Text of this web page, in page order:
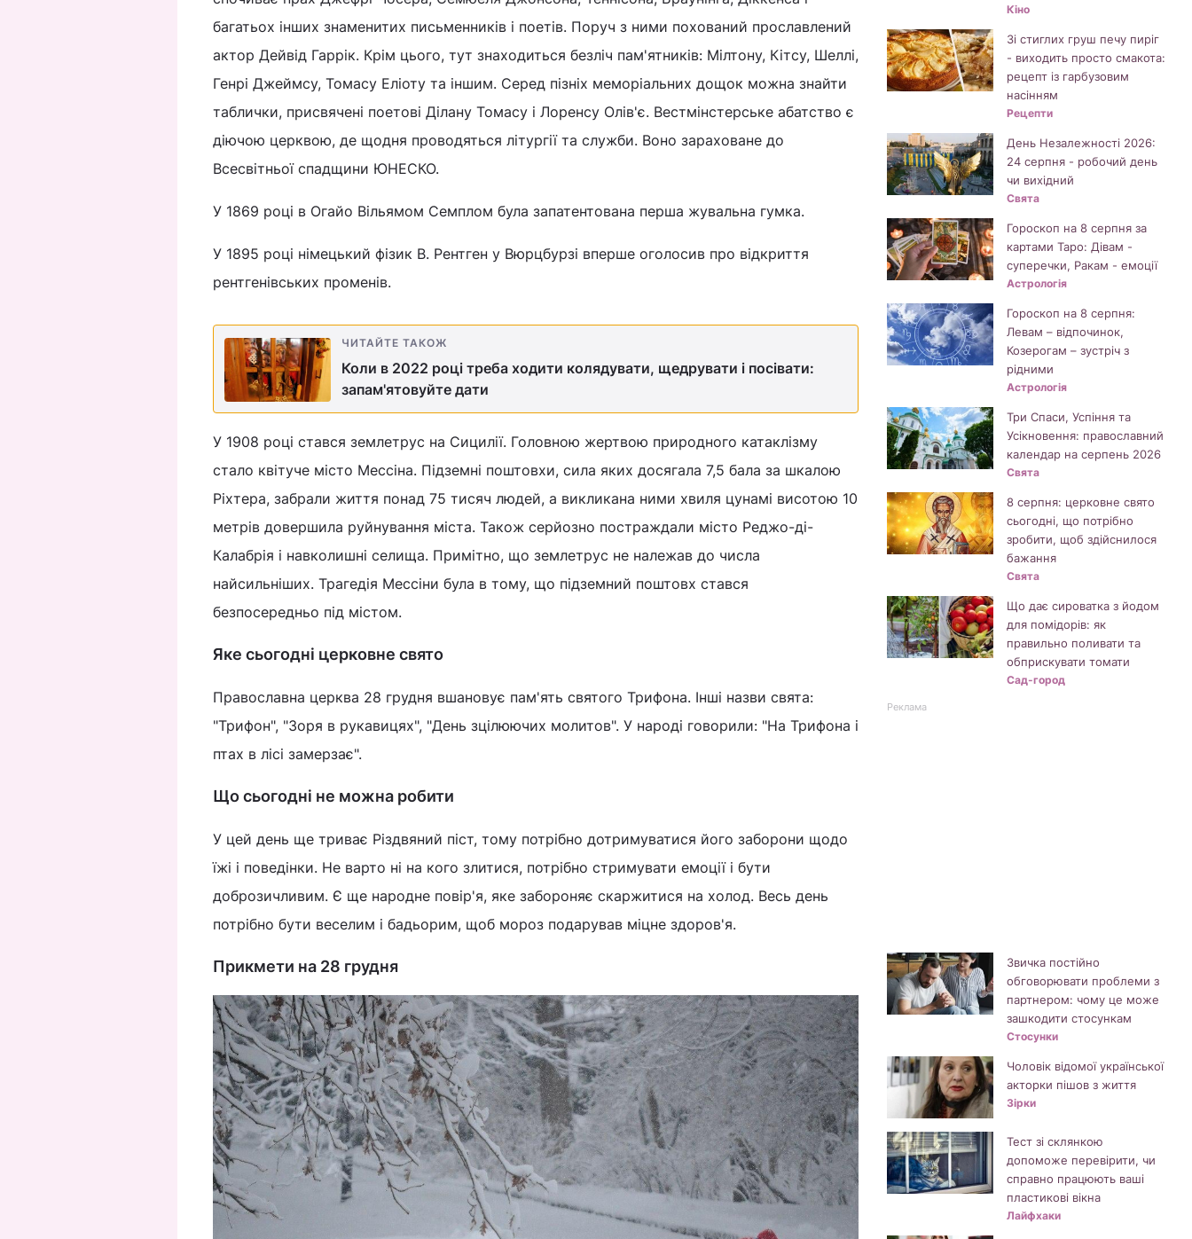
багатьох інших знаменитих письменників і поетів. Поруч з ними похований прославлений
актор Дейвід Гаррік. Крім цього, тут знаходиться безліч пам'ятників: Мілтону, Кітсу, Шеллі,
Генрі Джеймсу, Томасу Еліоту та іншим. Серед пізніх меморіальних дощок можна знайти
таблички, присвячені поетові Ділану Томасу і Лоренсу Олів'є. Вестмінстерське абатство є
діючою церквою, де щодня проводяться літургії та служби. Воно зараховане до
Всесвітньої спадщини ЮНЕСКО.
У 1869 році в Огайо Вільямом Семплом була запатентована перша жувальна гумка.
У 1895 році німецький фізик В. Рентген у Вюрцбурзі вперше оголосив про відкриття
рентгенівських променів.
ЧИТАЙТЕ ТАКОЖ
Коли в 2022 році треба ходити колядувати, щедрувати і посівати:
запам'ятовуйте дати
У 1908 році стався землетрус на Сицилії. Головною жертвою природного катаклізму
стало квітуче місто Мессіна. Підземні поштовхи, сила яких досягала 7,5 бала за шкалою
Ріхтера, забрали життя понад 75 тисяч людей, а викликана ними хвиля цунамі висотою 10
метрів довершила руйнування міста. Також серйозно постраждали місто Реджо-ді-
Калабрія і навколишні селища. Примітно, що землетрус не належав до числа
найсильніших. Трагедія Мессіни була в тому, що підземний поштовх стався
безпосередньо під містом.
Яке сьогодні церковне свято
Православна церква 28 грудня вшановує пам'ять святого Трифона. Інші назви свята:
"Трифон", "Зоря в рукавицях", "День зцілюючих молитов". У народі говорили: "На Трифона і
птах в лісі замерзає".
Що сьогодні не можна робити
У цей день ще триває Різдвяний піст, тому потрібно дотримуватися його заборони щодо
їжі і поведінки. Не варто ні на кого злитися, потрібно стримувати емоції і бути
доброзичливим. Є ще народне повір'я, яке забороняє скаржитися на холод. Весь день
потрібно бути веселим і бадьорим, щоб мороз подарував міцне здоров'я.
Прикмети на 28 грудня
Кіно
Зі стиглих груш печу пиріг
- виходить просто смакота:
рецепт із гарбузовим
насінням
Рецепти
День Незалежності 2026:
24 серпня - робочий день
чи вихідний
Свята
Гороскоп на 8 серпня за
картами Таро: Дівам -
суперечки, Ракам - емоції
Астрологія
Гороскоп на 8 серпня:
Левам – відпочинок,
Козерогам – зустріч з
рідними
Астрологія
Три Спаси, Успіння та
Усікновення: православний
календар на серпень 2026
Свята
8 серпня: церковне свято
сьогодні, що потрібно
зробити, щоб здійснилося
бажання
Свята
Що дає сироватка з йодом
для помідорів: як
правильно поливати та
обприскувати томати
Сад-город
Реклама
Звичка постійно
обговорювати проблеми з
партнером: чому це може
зашкодити стосункам
Стосунки
Чоловік відомої української
акторки пішов з життя
Зірки
Тест зі склянкою
допоможе перевірити, чи
справно працюють ваші
пластикові вікна
Лайфхаки